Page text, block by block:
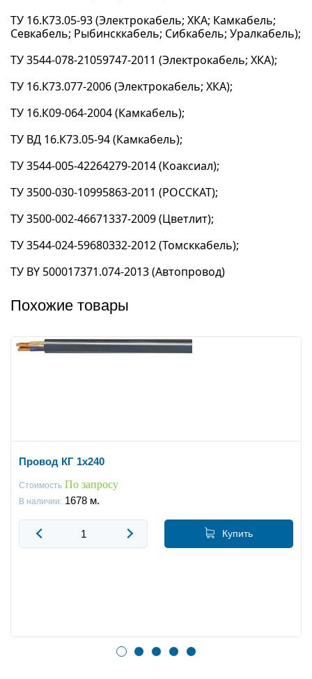
ТУ 16.К73.05-93 (Электрокабель; ХКА; Камкабель;
Севкабель; Рыбинсккабель; Сибкабель; Уралкабель);
ТУ 3544-078-21059747-2011 (Электрокабель; ХКА);
ТУ 16.К73.077-2006 (Электрокабель; ХКА);
ТУ 16.К09-064-2004 (Камкабель);
ТУ ВД 16.К73.05-94 (Камкабель);
ТУ 3544-005-42264279-2014 (Коаксиал);
ТУ 3500-030-10995863-2011 (РОССКАТ);
ТУ 3500-002-46671337-2009 (Цветлит);
ТУ 3544-024-59680332-2012 (Томсккабель);
ТУ BY 500017371.074-2013 (Автопровод)
Похожие товары
Провод КГ 1x240
Стоимость По запросу
В наличии: 1678 м.
Купить